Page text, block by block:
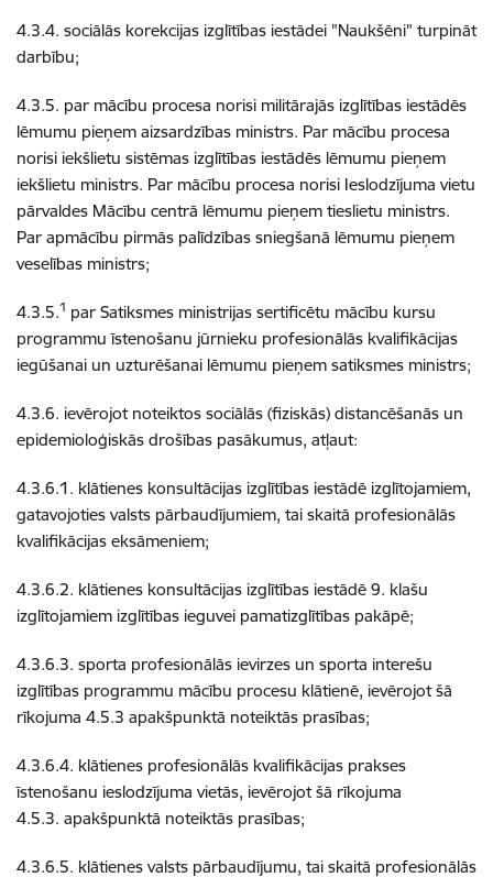
4.3.4. sociālās korekcijas izglītības iestādei "Naukšēni" turpināt
darbību;
4.3.5. par mācību procesa norisi militārajās izglītības iestādēs
lēmumu pieņem aizsardzības ministrs. Par mācību procesa
norisi iekšlietu sistēmas izglītības iestādēs lēmumu pieņem
iekšlietu ministrs. Par mācību procesa norisi Ieslodzījuma vietu
pārvaldes Mācību centrā lēmumu pieņem tieslietu ministrs.
Par apmācību pirmās palīdzības sniegšanā lēmumu pieņem
veselības ministrs;
4.3.5.1 par Satiksmes ministrijas sertificētu mācību kursu
programmu īstenošanu jūrnieku profesionālās kvalifikācijas
iegūšanai un uzturēšanai lēmumu pieņem satiksmes ministrs;
4.3.6. ievērojot noteiktos sociālās (fiziskās) distancēšanās un
epidemioloģiskās drošības pasākumus, atļaut:
4.3.6.1. klātienes konsultācijas izglītības iestādē izglītojamiem,
gatavojoties valsts pārbaudījumiem, tai skaitā profesionālās
kvalifikācijas eksāmeniem;
4.3.6.2. klātienes konsultācijas izglītības iestādē 9. klašu
izglītojamiem izglītības ieguvei pamatizglītības pakāpē;
4.3.6.3. sporta profesionālās ievirzes un sporta interešu
izglītības programmu mācību procesu klātienē, ievērojot šā
rīkojuma 4.5.3 apakšpunktā noteiktās prasības;
4.3.6.4. klātienes profesionālās kvalifikācijas prakses
īstenošanu ieslodzījuma vietās, ievērojot šā rīkojuma
4.5.3. apakšpunktā noteiktās prasības;
4.3.6.5. klātienes valsts pārbaudījumu, tai skaitā profesionālās